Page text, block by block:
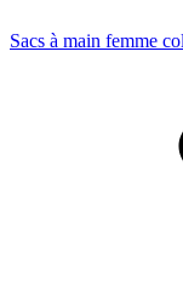
Sacs à main femme